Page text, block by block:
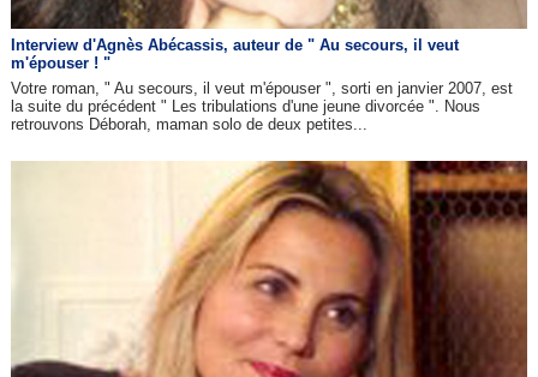
Interview d'Agnès Abécassis, auteur de " Au secours, il veut
m'épouser ! "
Votre roman, " Au secours, il veut m'épouser ", sorti en janvier 2007, est
la suite du précédent " Les tribulations d'une jeune divorcée ". Nous
retrouvons Déborah, maman solo de deux petites...